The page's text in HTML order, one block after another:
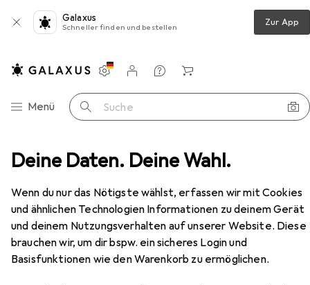
Deine Daten. Deine Wahl.
Wenn du nur das Nötigste wählst, erfassen wir mit Cookies
und ähnlichen Technologien Informationen zu deinem Gerät
und deinem Nutzungsverhalten auf unserer Website. Diese
brauchen wir, um dir bspw. ein sicheres Login und
Basisfunktionen wie den Warenkorb zu ermöglichen.
Galaxus
Schneller finden und bestellen Zur App
Navigation nach Kategorien
Menü Suche
Einstellungen
Kundenkonto
Vergleichslisten
Merklisten
Warenkorb
Erotik Romantik Massageöl Shunga Oriental
EUR
25,78 EUR
51,56/
ShungaOriental
500 ml